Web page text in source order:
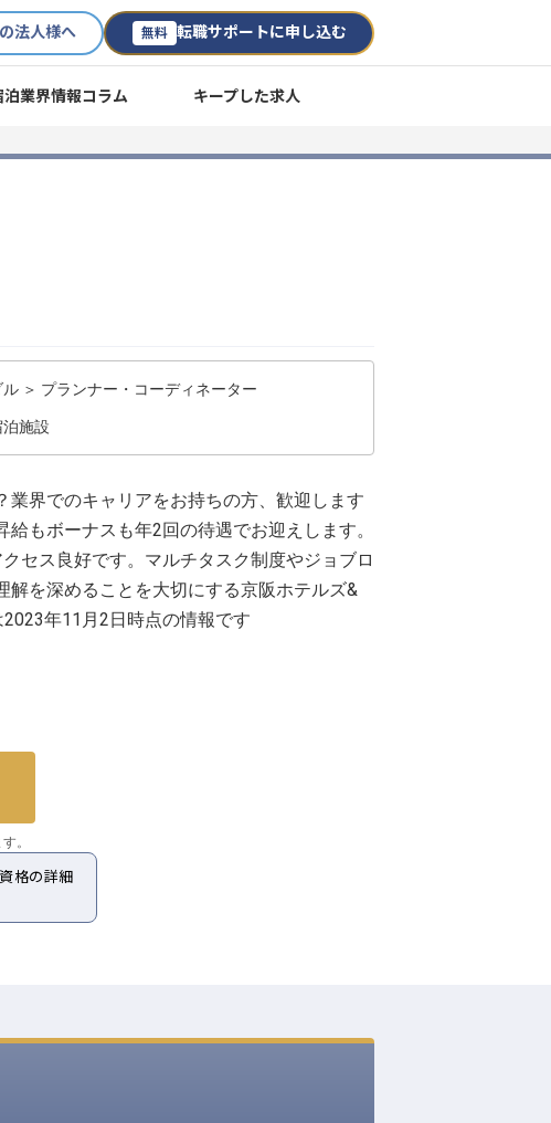
法人様へ 無料 転職サポートに申し込む
業界情報コラム キープした求人
＞ プランナー・コーディネーター
施設
界でのキャリアをお持ちの方、歓迎します
もボーナスも年2回の待遇でお迎えします。
セス良好です。マルチタスク制度やジョブロ
を深めることを大切にする京阪ホテルズ&
年11月2日時点の情報です
。
格の詳細